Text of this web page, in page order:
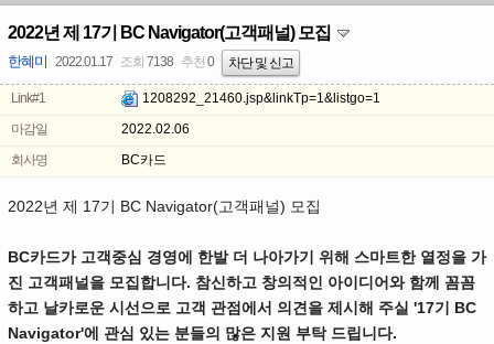
2022년 제 17기 BC Navigator(고객패널) 모집
한혜미 2022.01.17 조회 7138 추천 0 차단 및 신고
Link#1
1208292_21460.jsp&linkTp=1&listgo=1
마감일
2022.02.06
회사명
BC카드
2022년 제 17기 BC Navigator(고객패널) 모집
BC카드가 고객중심 경영에 한발 더 나아가기 위해 스마트한 열정을 가
진 고객패널을 모집합니다. 참신하고 창의적인 아이디어와 함께 꼼꼼
하고 날카로운 시선으로 고객 관점에서 의견을 제시해 주실 '17기 BC
Navigator'에 관심 있는 분들의 많은 지원 부탁 드립니다.